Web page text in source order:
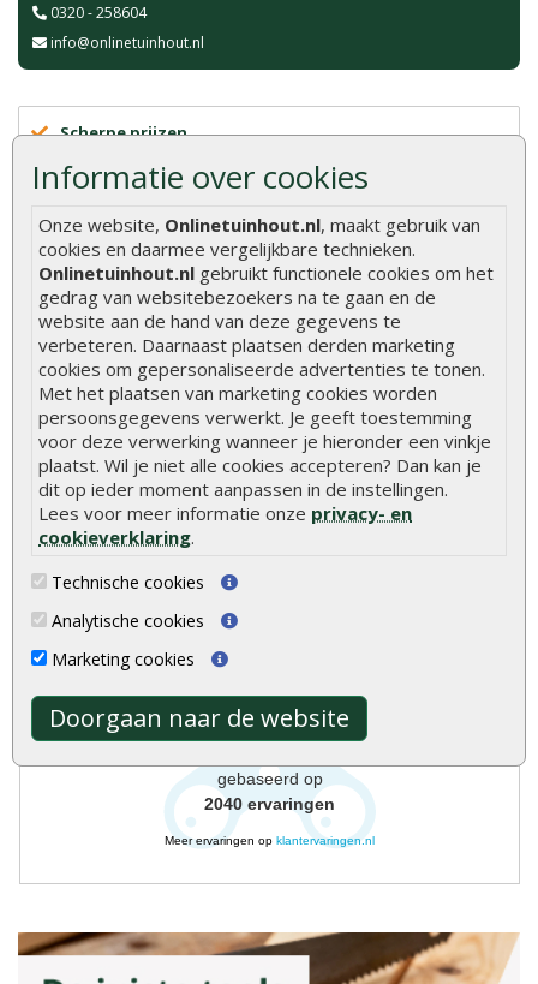
Informatie over cookies
Onze website, Onlinetuinhout.nl, maakt gebruik van
cookies en daarmee vergelijkbare technieken.
Onlinetuinhout.nl gebruikt functionele cookies om het
gedrag van websitebezoekers na te gaan en de
website aan de hand van deze gegevens te
verbeteren. Daarnaast plaatsen derden marketing
cookies om gepersonaliseerde advertenties te tonen.
Met het plaatsen van marketing cookies worden
persoonsgegevens verwerkt. Je geeft toestemming
voor deze verwerking wanneer je hieronder een vinkje
plaatst. Wil je niet alle cookies accepteren? Dan kan je
dit op ieder moment aanpassen in de instellingen.
Lees voor meer informatie onze privacy- en
cookieverklaring.
Technische cookies
Analytische cookies
Marketing cookies
Doorgaan naar de website
0320 - 258604
info@onlinetuinhout.nl
Scherpe prijzen
Uitsluitend topkwaliteit
Vakkundig personeel
Ruime voorraad
24/7 online bestellen
Meer dan 40 jaar ervaring
Centraal gelegen showroom
gebaseerd op
2040 ervaringen
Meer ervaringen op klantervaringen.nl